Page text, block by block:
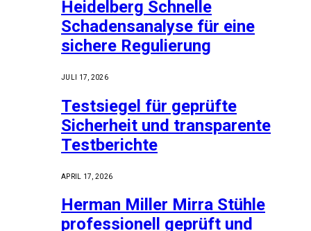
Heidelberg Schnelle
Schadensanalyse für eine
sichere Regulierung
JULI 17, 2026
Testsiegel für geprüfte
Sicherheit und transparente
Testberichte
APRIL 17, 2026
Herman Miller Mirra Stühle
professionell geprüft und